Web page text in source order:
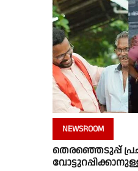
NEWSROOM
തെരഞ്ഞെടുപ്പ്